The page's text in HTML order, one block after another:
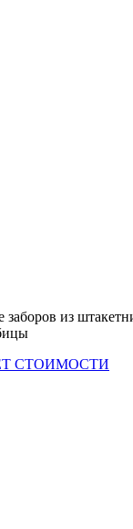
заборов из
СТОИМОСТИ